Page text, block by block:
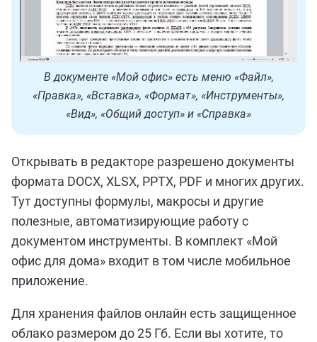
В документе «Мой офис» есть меню «Файл»,
«Правка», «Вставка», «Формат», «Инструменты»,
«Вид», «Общий доступ» и «Справка»
Открывать в редакторе разрешено документы
формата DOCX, XLSX, PPTX, PDF и многих других.
Тут доступны формулы, макросы и другие
полезные, автоматизирующие работу с
документом инструменты. В комплект «Мой
офис для дома» входит в том числе мобильное
приложение.
Для хранения файлов онлайн есть защищенное
облако размером до 25 Гб. Если вы хотите, то